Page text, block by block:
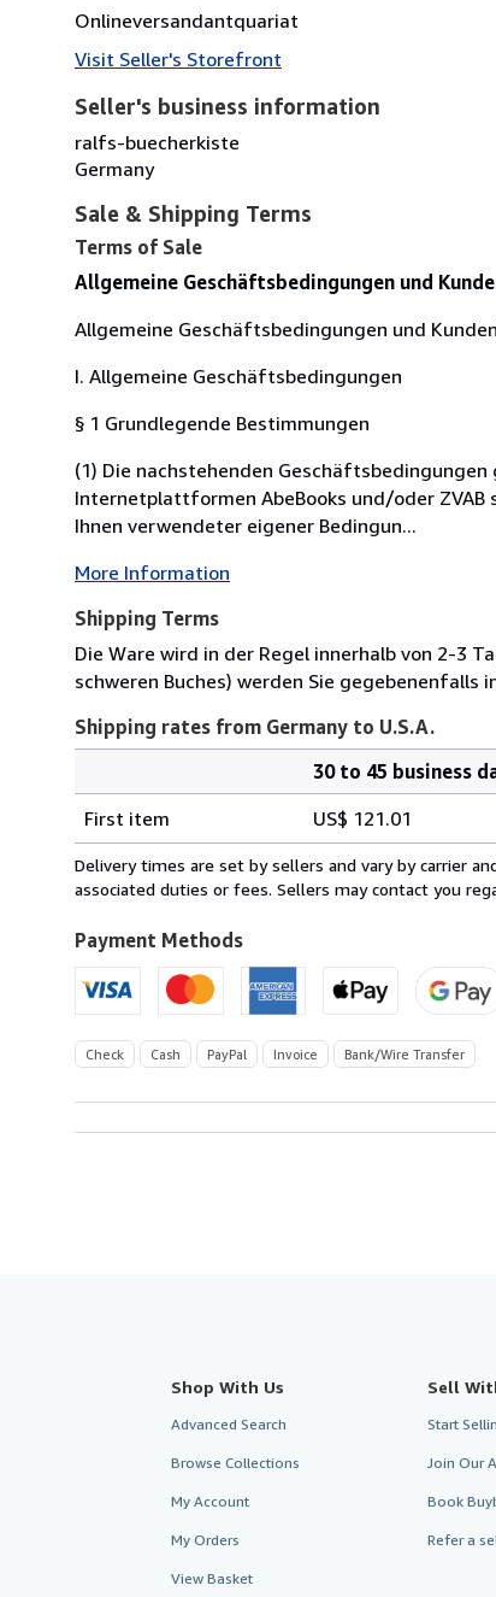
Onlineversandantquariat
Visit Seller's Storefront
Seller's business information
ralfs-buecherkiste
Germany
Sale & Shipping Terms
Terms of Sale
Allgemeine Geschäftsbedingungen und
Allgemeine Geschäftsbedingungen und
I. Allgemeine Geschäftsbedingungen
§ 1 Grundlegende Bestimmungen
(1) Die nachstehenden
Internetplattformen AbeBooks und/oder
Ihnen verwendeter eigener Bedingun...
More Information
Shipping Terms
Die Ware wird in der Regel innerhalb von 2-3
schweren Buches) werden Sie gegebenenfalls
Shipping rates from Germany to U.S.A.
rates
from
Germany
U.S.A.
30 to 45 business
First item
US$ 121.01
Delivery times are set by sellers and vary by carrier
associated duties or fees. Sellers may contact you
Payment Methods
Check Cash PayPal Invoice Bank/Wire Transfer
Shop With Us
Advanced Search
Browse Collections
My Account
My Orders
View Basket
Sell
Start
Join Our
Book
Refer a